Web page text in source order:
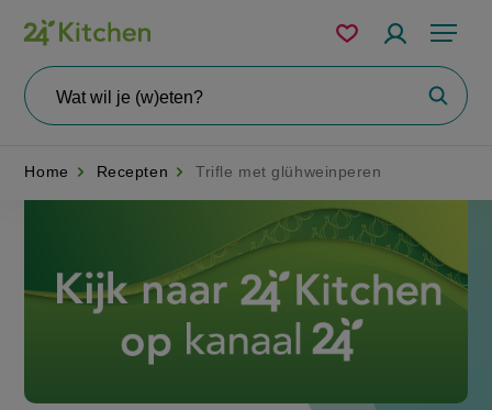
Overslaan
en
naar
de
Menu
wil
Mijn
bewaarde
Home Recepten Trifle met glühweinperen